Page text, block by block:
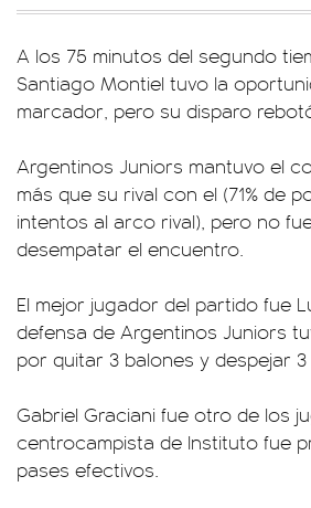
A los 75 minutos del segundo
Santiago Montiel tuvo la
marcador, pero su disparo
Argentinos Juniors mantuvo el
más que su rival con el (71% de
intentos al arco rival), pero no
desempatar el encuentro.
El mejor jugador del partido fue
defensa de Argentinos Juniors
por quitar 3 balones y despejar
Gabriel Graciani fue otro de los
centrocampista de Instituto fue
pases efectivos.